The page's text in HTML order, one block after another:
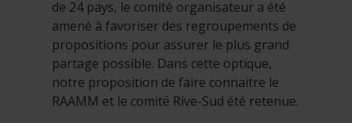
de 24 pays, le comité organisateur a été
amené à favoriser des regroupements de
propositions pour assurer le plus grand
partage possible. Dans cette optique,
notre proposition de faire connaitre le
RAAMM et le comité Rive-Sud été retenue.